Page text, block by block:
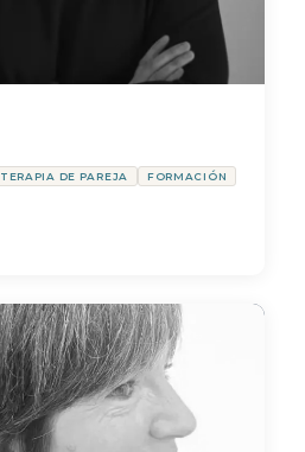
TERAPIA DE PAREJA
FORMACIÓN